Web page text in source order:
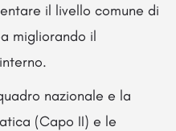
il livello comune di
migliorando il
nazionale e la
(Capo II) e le